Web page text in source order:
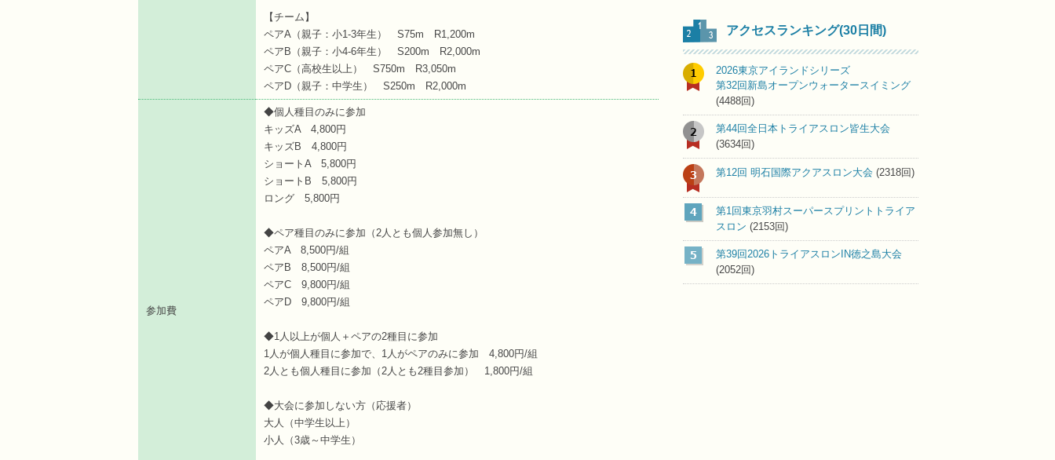
【チーム】
ペアA（親子：小1-3年生） S75m R1,200m
ペアB（親子：小4-6年生） S200m R2,000m
ペアC（高校生以上） S750m R3,050m
ペアD（親子：中学生） S250m R2,000m
参加費
◆個人種目のみに参加
キッズA 4,800円
キッズB 4,800円
ショートA 5,800円
ショートB 5,800円
ロング 5,800円
◆ペア種目のみに参加（2人とも個人参加無し）
ペアA 8,500円/組
ペアB 8,500円/組
ペアC 9,800円/組
ペアD 9,800円/組
◆1人以上が個人＋ペアの2種目に参加
1人が個人種目に参加で、1人がペアのみに参加 4,800円/組
2人とも個人種目に参加（2人とも2種目参加） 1,800円/組
◆大会に参加しない方（応援者）
大人（中学生以上）
小人（3歳～中学生）
アクセスランキング(30日間)
1
2026東京アイランドシリーズ
第32回新島オープンウォータースイミング
(4488回)
2
第44回全日本トライアスロン皆生大会
(3634回)
3 第12回 明石国際アクアスロン大会 (2318回)
4
第1回東京羽村スーパースプリントトライア
スロン (2153回)
5
第39回2026トライアスロンIN徳之島大会
(2052回)